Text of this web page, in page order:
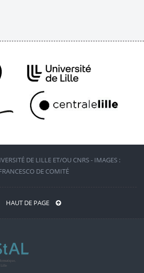
DE LILLE ET/OU CNRS - IMAGES :
DE COMITÉ
HAUT DE PAGE